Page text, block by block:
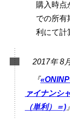
購入時点
での所有
利にて計
2017年 8
『
ァイナンシ
（単利）＝)